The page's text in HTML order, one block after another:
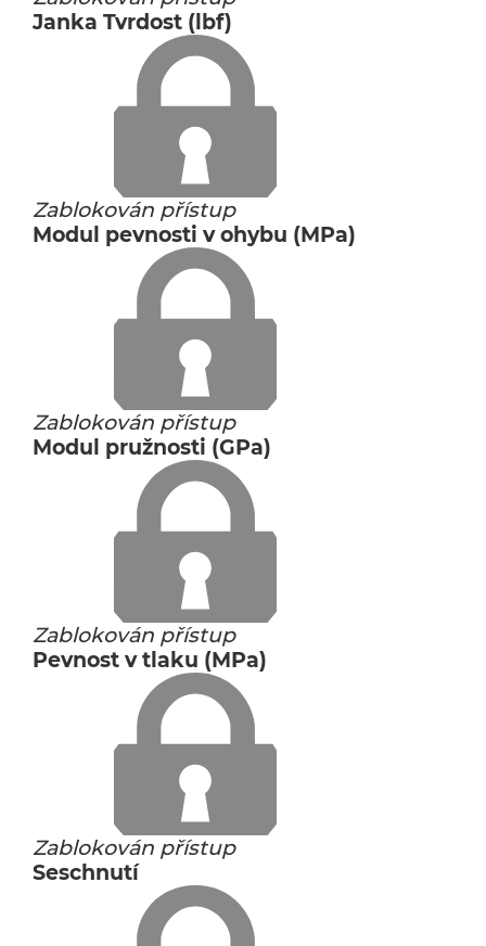
Janka Tvrdost (lbf)
Zablokován přístup
Modul pevnosti v ohybu (MPa)
Zablokován přístup
Modul pružnosti (GPa)
Zablokován přístup
Pevnost v tlaku (MPa)
Zablokován přístup
Seschnutí